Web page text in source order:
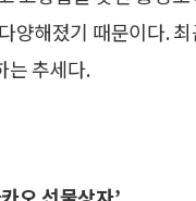
양해졌기 때문이다.
는 추세다.